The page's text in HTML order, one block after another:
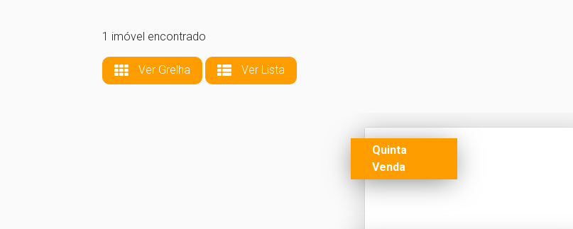
1 imóvel encontrado
Ver Grelha Ver Lista
Quinta
Venda